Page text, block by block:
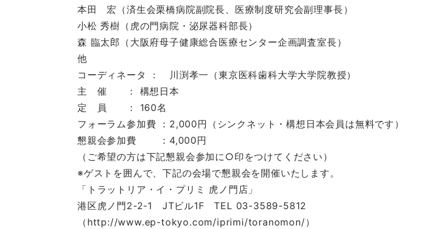
本田 宏（済生会栗橋病院副院長、医療制度研究会副理事長）
小松 秀樹（虎の門病院・泌尿器科部長）
森 臨太郎（大阪府母子健康総合医療センター企画調査室長）
他
コーディネータ ： 川渕孝一（東京医科歯科大学大学院教授）
主 催 ： 構想日本
定 員 ： 160名
フォーラム参加費 ：2,000円（シンクネット・構想日本会員は無料です）
懇親会参加費 ：4,000円
（ご希望の方は下記懇親会参加に○印をつけてください）
※ゲストを囲んで、下記の会場で懇親会を開催いたします。
「トラットリア・イ・プリミ 虎ノ門店」
港区虎ノ門2-2-1 JTビル1F TEL 03-3589-5812
（http://www.ep-tokyo.com/iprimi/toranomon/）